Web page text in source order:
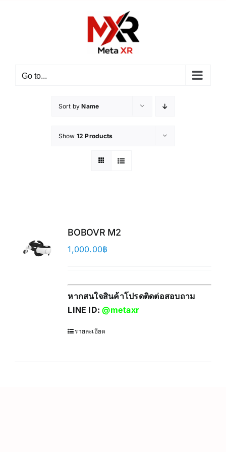
Go to...
Sort byName
Show 12 Products
BOBOVR M2
1,000.00฿
หากสนใจสินค้าโปรดติดต่อสอบถาม
LINE ID:@metaxr
รายละเอียด